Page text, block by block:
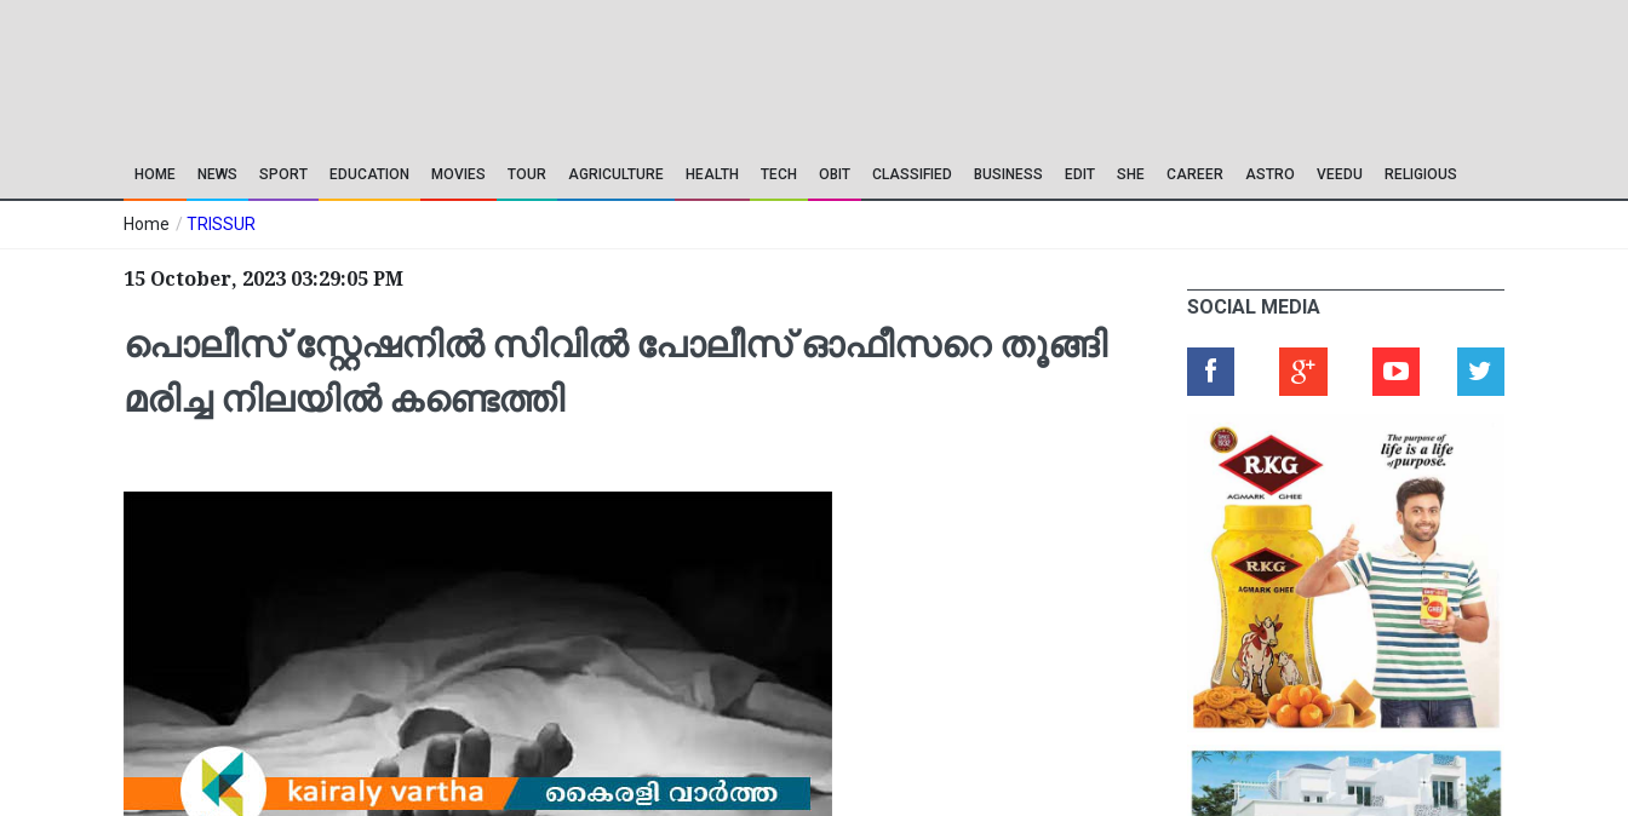
HOME NEWS SPORT EDUCATION MOVIES TOUR AGRICULTURE HEALTH TECH OBIT CLASSIFIED BUSINESS EDIT SHE CAREER ASTRO VEEDU RELIGIOUS
Home / TRISSUR
15 October, 2023 03:29:05 PM
പൊലീസ് സ്റ്റേഷനിൽ സിവിൽ പോലീസ് ഓഫീസറെ തൂങ്ങി
മരിച്ച നിലയിൽ കണ്ടെത്തി
SOCIAL MEDIA